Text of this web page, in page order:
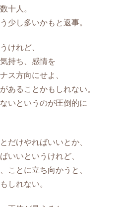
十人。
少し多いかもと返事。
けれど、
持ち、感情を
ス方向にせよ、
あることかもしれない。
いというのが圧倒的に
だけやればいいとか、
いいというけれど、
ことに立ち向かうと、
しれない。